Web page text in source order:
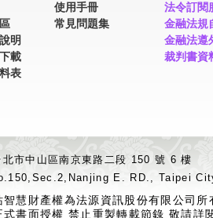
明
載
表
使用手冊
常見問題集
法令訂閱
金融法規
金融法遵
裁判書資
北市中山區南京東路二段 150 號 6 樓
E. RD., Taipei
智慧財產權為法源資訊股份有限公司所
式書面授權 禁止重製轉載節錄 敬請詳